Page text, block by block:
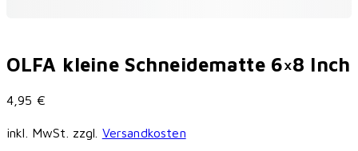
OLFA kleine Schneidematte 6×8 Inch
4,95 €
inkl. MwSt. zzgl. Versandkosten